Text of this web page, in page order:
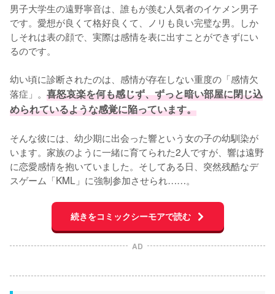
男子大学生の遠野寧音は、誰もが羨む人気者のイケメン男子
です。愛想が良くて格好良くて、ノリも良い完璧な男。しか
しそれは表の顔で、実際は感情を表に出すことができずにい
るのです。
幼い頃に診断されたのは、感情が存在しない重度の「感情欠
落症」。 喜怒哀楽を何も感じず、ずっと暗い部屋に閉じ込
められているような感覚に陥っています。
そんな彼には、幼少期に出会った響という女の子の幼馴染が
います。家族のように一緒に育てられた2人ですが、響は遠野
に恋愛感情を抱いていました。そしてある日、突然残酷なデ
スゲーム「KML」に強制参加させられ……。
続きをコミックシーモアで読む
AD